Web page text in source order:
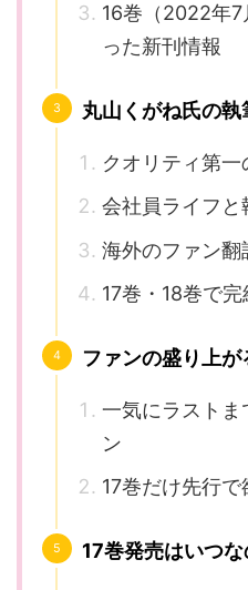
16巻（2022年7
った新刊情報
丸山くがね氏の執
クオリティ第一
会社員ライフと
海外のファン翻
17巻・18巻で
ファンの盛り上が
一気にラストま
ン
17巻だけ先行
17巻発売はいつな